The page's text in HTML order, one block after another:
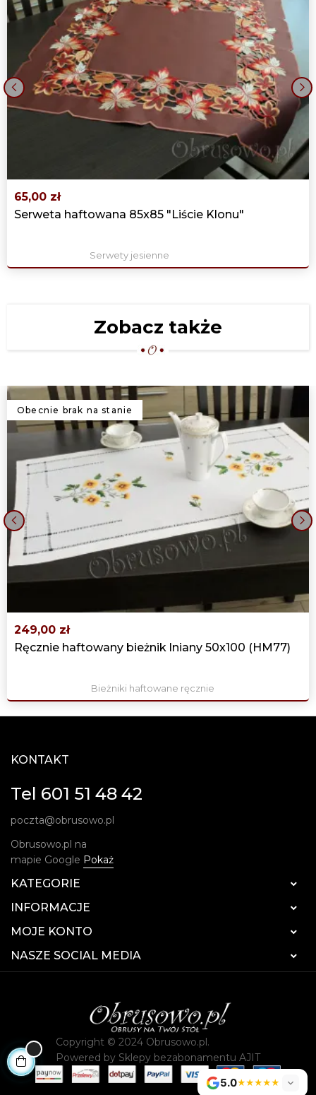
65,00 zł
Serweta haftowana 85x85 "Liście Klonu"
Serwety jesienne
‹ ›
Zobacz także
Obecnie brak na stanie
249,00 zł
Ręcznie haftowany bieżnik lniany 50x100 (HM77)
Bieżniki haftowane ręcznie
KONTAKT
Tel 601 51 48 42
poczta@obrusowo.pl
Obrusowo.pl na
mapie Google Pokaż
KATEGORIE 
INFORMACJE 
MOJE KONTO 
NASZE SOCIAL MEDIA 
5.0★★★★★
Copyright © 2024 Obrusowo.pl.
Powered by Sklepy bezabonamentu AJIT